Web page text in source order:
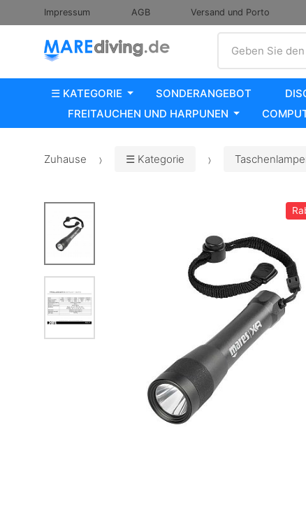
Impressum AGB Versand und Porto
Geben Sie
☰ KATEGORIE SONDERANGEBOT
FREITAUCHEN UND HARPUNEN
Zuhause ☰ Kategorie